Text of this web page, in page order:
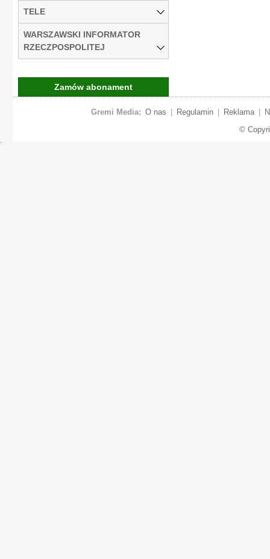
TELE
WARSZAWSKI INFORMATOR
RZECZPOSPOLITEJ
Zamów abonament
Gremi Media: O nas Regulamin Reklama
©